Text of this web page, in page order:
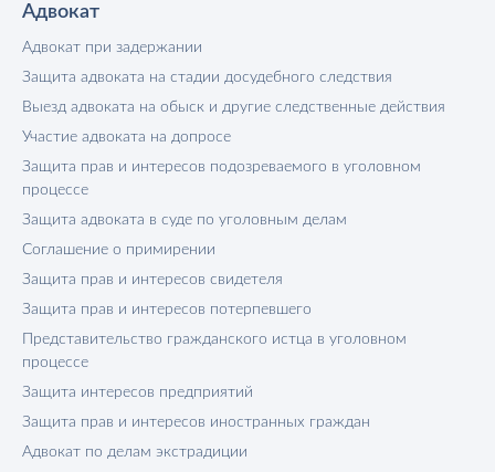
Адвокат
Адвокат при задержании
Защита адвоката на стадии досудебного следствия
Выезд адвоката на обыск и другие следственные действия
Участие адвоката на допросе
Защита прав и интересов подозреваемого в уголовном
процессе
Защита адвоката в суде по уголовным делам
Соглашение о примирении
Защита прав и интересов свидетеля
Защита прав и интересов потерпевшего
Представительство гражданского истца в уголовном
процессе
Защита интересов предприятий
Защита прав и интересов иностранных граждан
Адвокат по делам экстрадиции